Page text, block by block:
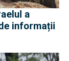
a
informații